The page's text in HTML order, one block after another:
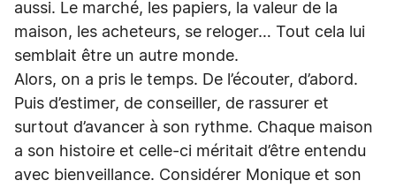
aussi. Le marché, les papiers, la valeur de la
maison, les acheteurs, se reloger… Tout cela lui
semblait être un autre monde.
Alors, on a pris le temps. De l’écouter, d’abord.
Puis d’estimer, de conseiller, de rassurer et
surtout d’avancer à son rythme. Chaque maison
a son histoire et celle-ci méritait d’être entendu
avec bienveillance. Considérer Monique et son